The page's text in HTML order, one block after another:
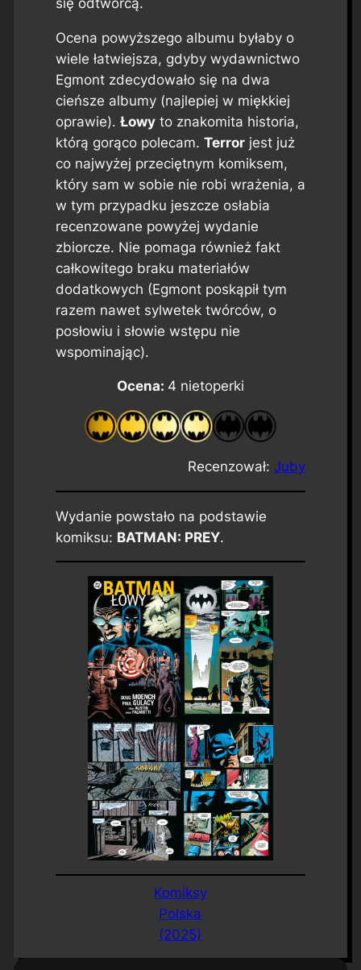
Ocena powyższego albumu byłaby o
wiele łatwiejsza, gdyby wydawnictwo
Egmont zdecydowało się na dwa
cieńsze albumy (najlepiej w miękkiej
oprawie). Łowyto znakomita historia,
którą gorąco polecam. Terrorjest już
co najwyżej przeciętnym komiksem,
który sam w sobie nie robi wrażenia, a
w tym przypadku jeszcze osłabia
recenzowane powyżej wydanie
zbiorcze. Nie pomaga również fakt
całkowitego braku materiałów
dodatkowych (Egmont poskąpił tym
razem nawet sylwetek twórców, o
posłowiu i słowie wstępu nie
wspominając).
Ocena: 4 nietoperki
Recenzował:Juby
Wydanie powstało na podstawie
komiksu: BATMAN: PREY.
Komiksy
Polska
(2025)